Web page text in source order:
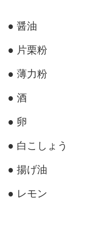
● 醤油
● 片栗粉
● 薄力粉
● 酒
● 卵
● 白こしょう
● 揚げ油
● レモン